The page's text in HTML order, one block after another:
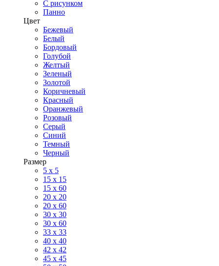
С рисунком
Панно
Цвет
Бежевый
Белый
Бордовый
Голубой
Желтый
Зеленый
Золотой
Коричневый
Красный
Оранжевый
Розовый
Серый
Синий
Темный
Черный
Размер
5 x 5
15 x 15
15 x 60
20 х 20
20 x 60
30 х 30
30 x 60
33 x 33
40 х 40
42 x 42
45 x 45